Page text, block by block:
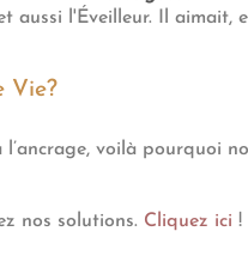
aussi l'Éveilleur. Il aimait,
Vie?
voilà pourquoi
nos solutions. Cliquez ici !